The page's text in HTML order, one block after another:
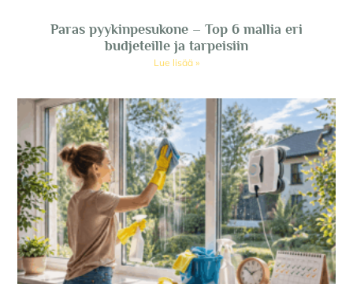
Paras pyykinpesukone – Top 6 mallia eri
budjeteille ja tarpeisiin
Lue lisää »